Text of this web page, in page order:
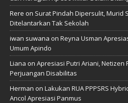
Rere on Surat Pindah Dipersulit, Murid
Ditelantarkan Tak Sekolah
iwan suwana on Reyna Usman
Umum Apindo
Liana on Apresiasi Putri Ariani, Netizen
Perjuangan Disabilitas
Herman on Lakukan RUA PPPSRS
Ancol Apresiasi Panmus